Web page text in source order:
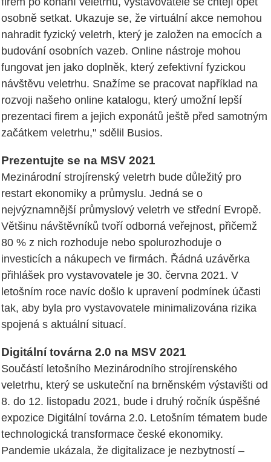
osobně setkat. Ukazuje se, že virtuální akce nemohou
nahradit fyzický veletrh, který je založen na emocích a
budování osobních vazeb. Online nástroje mohou
fungovat jen jako doplněk, který zefektivní fyzickou
návštěvu veletrhu. Snažíme se pracovat například na
rozvoji našeho online katalogu, který umožní lepší
prezentaci firem a jejich exponátů ještě před samotným
začátkem veletrhu," sdělil Busios.
Prezentujte se na MSV 2021
Mezinárodní strojírenský veletrh bude důležitý pro
restart ekonomiky a průmyslu. Jedná se o
nejvýznamnější průmyslový veletrh ve střední Evropě.
Většinu návštěvníků tvoří odborná veřejnost, přičemž
80 % z nich rozhoduje nebo spolurozhoduje o
investicích a nákupech ve firmách. Řádná uzávěrka
přihlášek pro vystavovatele je 30. června 2021. V
letošním roce navíc došlo k upravení podmínek účasti
tak, aby byla pro vystavovatele minimalizována rizika
spojená s aktuální situací.
Digitální továrna 2.0 na MSV 2021
Součástí letošního Mezinárodního strojírenského
veletrhu, který se uskuteční na brněnském výstavišti od
8. do 12. listopadu 2021, bude i druhý ročník úspěšné
expozice Digitální továrna 2.0. Letošním tématem bude
technologická transformace české ekonomiky.
Pandemie ukázala, že digitalizace je nezbytností –